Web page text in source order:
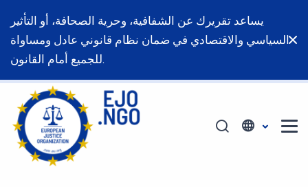
يساعد تقريرك عن الشفافية، وحرية الصحافة، أو التأثير
السياسي والاقتصادي في ضمان نظام قانوني عادل ومساواة
للجميع أمام القانون.